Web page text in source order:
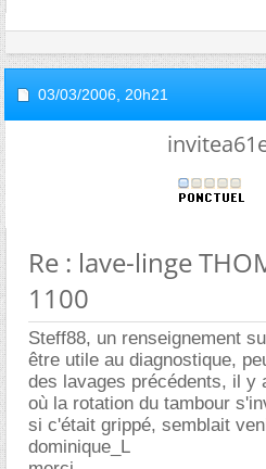
03/03/2006, 20h21
Re : lave-linge
1100
Steff88, un renseignement
être utile au diagnostique,
des lavages précédents, il y
où la rotation du tambour
si c'était grippé, semblait
dominique_L